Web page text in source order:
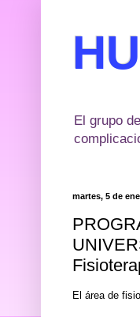
El grupo
martes, 5 de
El área de